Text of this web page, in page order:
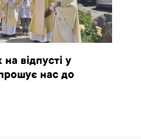
відпусті у
нас до